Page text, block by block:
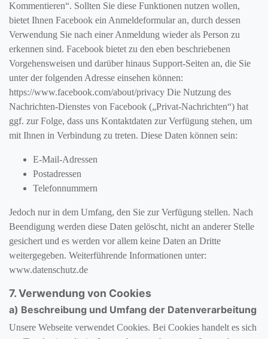
Kommentieren“. Sollten Sie diese Funktionen nutzen wollen,
bietet Ihnen Facebook ein Anmeldeformular an, durch dessen
Verwendung Sie nach einer Anmeldung wieder als Person zu
erkennen sind. Facebook bietet zu den eben beschriebenen
Vorgehensweisen und darüber hinaus Support-Seiten an, die Sie
unter der folgenden Adresse einsehen können:
https://www.facebook.com/about/privacy Die Nutzung des
Nachrichten-Dienstes von Facebook („Privat-Nachrichten“) hat
ggf. zur Folge, dass uns Kontaktdaten zur Verfügung stehen, um
mit Ihnen in Verbindung zu treten. Diese Daten können sein:
E-Mail-Adressen
Postadressen
Telefonnummern
Jedoch nur in dem Umfang, den Sie zur Verfügung stellen. Nach
Beendigung werden diese Daten gelöscht, nicht an anderer Stelle
gesichert und es werden vor allem keine Daten an Dritte
weitergegeben. Weiterführende Informationen unter:
www.datenschutz.de
7. Verwendung von Cookies
a) Beschreibung und Umfang der Datenverarbeitung
Unsere Webseite verwendet Cookies. Bei Cookies handelt es sich